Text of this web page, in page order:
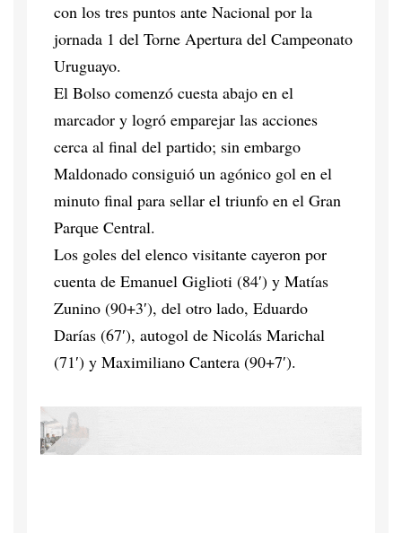
con los tres puntos ante Nacional por la
jornada 1 del Torne Apertura del Campeonato
Uruguayo.
El Bolso comenzó cuesta abajo en el
marcador y logró emparejar las acciones
cerca al final del partido; sin embargo
Maldonado consiguió un agónico gol en el
minuto final para sellar el triunfo en el Gran
Parque Central.
Los goles del elenco visitante cayeron por
cuenta de Emanuel Giglioti (84′) y Matías
Zunino (90+3′), del otro lado, Eduardo
Darías (67′), autogol de Nicolás Marichal
(71′) y Maximiliano Cantera (90+7′).